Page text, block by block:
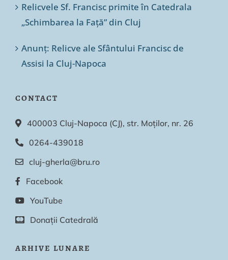
Relicvele Sf. Francisc primite în Catedrala
„Schimbarea la Față” din Cluj
Anunț: Relicve ale Sfântului Francisc de
Assisi la Cluj-Napoca
CONTACT
400003 Cluj-Napoca (CJ), str. Moților, nr. 26
0264-439018
cluj-gherla@bru.ro
Facebook
YouTube
Donații Catedrală
ARHIVE LUNARE